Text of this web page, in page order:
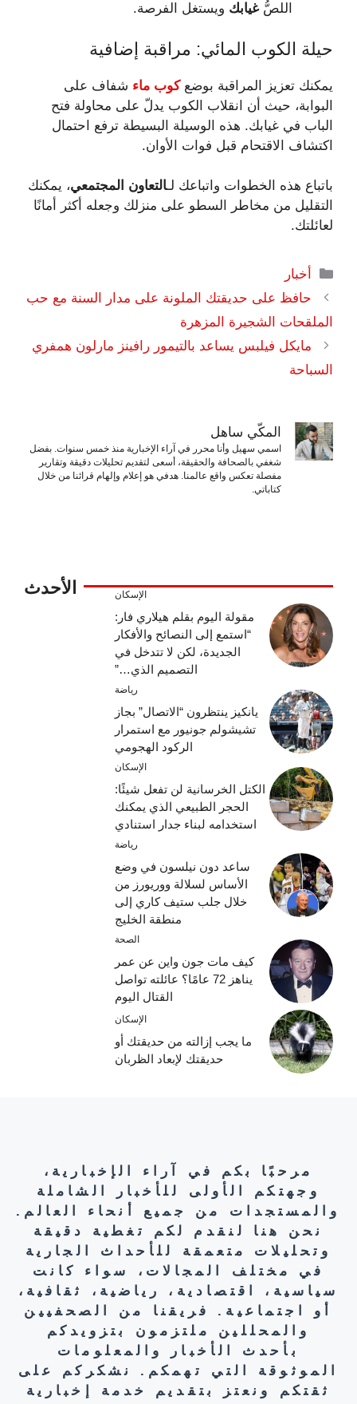
اللصُّغيابك ويستغل الفرصة.
حيلة الكوب المائي: مراقبة إضافية
يمكنك تعزيز المراقبة بوضعكوب ماء شفاف على
البوابة، حيث أن انقلاب الكوب يدلّ على محاولة فتح
الباب في غيابك. هذه الوسيلة البسيطة ترفع احتمال
اكتشاف الاقتحام قبل فوات الأوان.
باتباع هذه الخطوات واتباعك لـالتعاون المجتمعي، يمكنك
التقليل من مخاطر السطو على منزلك وجعله أكثر أمانًا
لعائلتك.
التصنيفات
أخبار
حافظ على حديقتك الملونة على مدار السنة مع حب
الملقحات الشجيرة المزهرة
مايكل فيلبس يساعد بالتيمور رافينز مارلون همفري
السباحة
المكّي ساهل
اسمي سهيل وأنا محرر في آراء الإخبارية منذ خمس سنوات. بفضل
شغفي بالصحافة والحقيقة، أسعى لتقديم تحليلات دقيقة وتقارير
مفصلة تعكس واقع عالمنا. هدفي هو إعلام وإلهام قرائنا من خلال
كتاباتي.
الأحدث الإسكان
مقولة اليوم بقلم هيلاري فار:
“استمع إلى النصائح والأفكار
الجديدة، لكن لا تتدخل في
التصميم الذي…”
رياضة
يانكيز ينتظرون “الاتصال” بجاز
تشيشولم جونيور مع استمرار
الركود الهجومي
الإسكان
الكتل الخرسانية لن تفعل شيئًا:
الحجر الطبيعي الذي يمكنك
استخدامه لبناء جدار استنادي
رياضة
ساعد دون نيلسون في وضع
الأساس لسلالة ووريورز من
خلال جلب ستيف كاري إلى
منطقة الخليج
الصحة
كيف مات جون واين عن عمر
يناهز 72 عامًا؟ عائلته تواصل
القتال اليوم
الإسكان
ما يجب إزالته من حديقتك أو
حديقتك لإبعاد الظربان
مرحبًا بكم في آراء الإخبارية،
وجهتكم الأولى للأخبار الشاملة
والمستجدات من جميع أنحاء العالم.
نحن هنا لنقدم لكم تغطية دقيقة
وتحليلات متعمقة للأحداث الجارية
في مختلف المجالات، سواء كانت
سياسية، اقتصادية، رياضية، ثقافية،
أو اجتماعية. فريقنا من الصحفيين
والمحللين ملتزمون بتزويدكم
بأحدث الأخبار والمعلومات
الموثوقة التي تهمكم. نشكركم على
ثقتكم ونعتز بتقديم خدمة إخبارية